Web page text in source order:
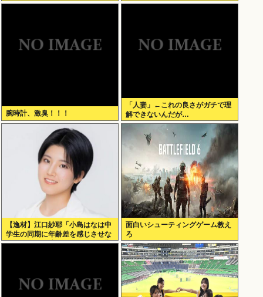
腕時計、激臭！！！
「人妻」←これの良さがガチで理
解できないんだが…
【逸材】江口紗耶「小島はなは中
学生の同期に年齢差を感じさせな
いように気を遣っているが、同期
面白いシューティングゲーム教え
ろ